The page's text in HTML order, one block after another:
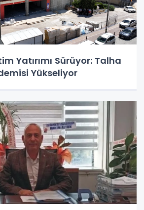
Yatırımı Sürüyor: Talha
Yükseliyor